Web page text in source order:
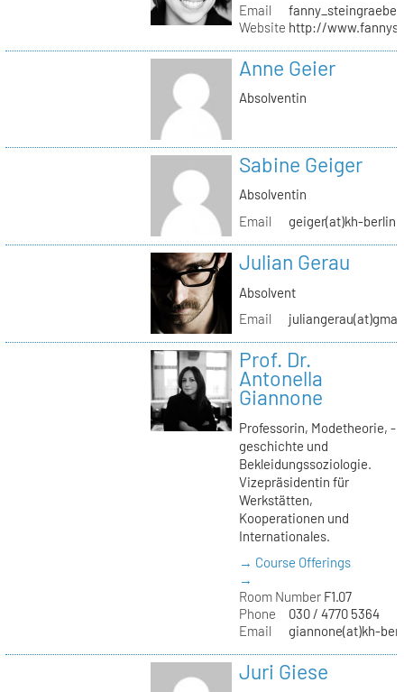
Email
Website http://
Anne Geier
Absolventin
Sabine Geiger
Absolventin
Email
geiger(at)kh-
Julian Gerau
Absolvent
Email
Prof. Dr.
Antonella
Giannone
Professorin, Modetheorie, -
geschichte und
Bekleidungssoziologie.
Vizepräsidentin für
Werkstätten,
Kooperationen und
Internationales.
→ Course Offerings
→
Room NumberF1.07
Phone
030 / 4770 5364
Email
giannone(at)kh-
Juri Giese